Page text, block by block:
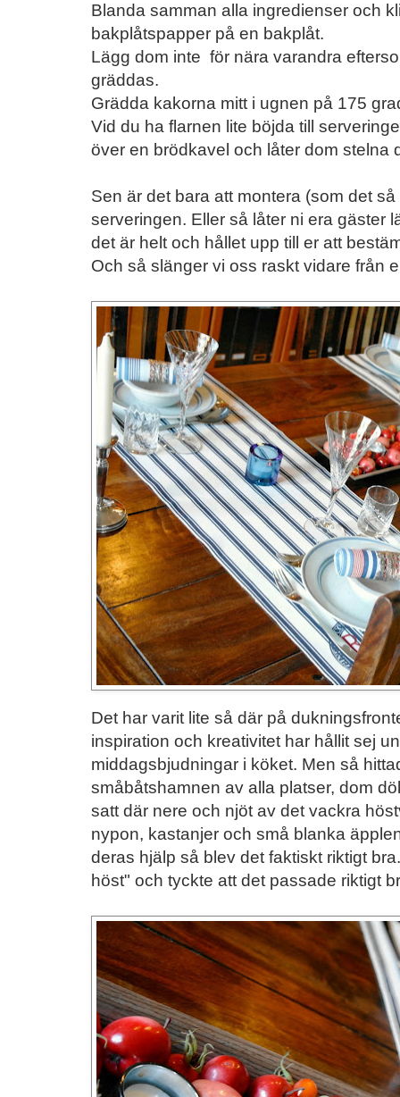
Blanda samman alla ingredienser och
bakplåtspapper på en bakplåt.
Lägg dom inte för nära varandra
gräddas.
Grädda kakorna mitt i ugnen på 175
Vid du ha flarnen lite böjda till
över en brödkavel och låter dom stelna
Sen är det bara att montera (som det
serveringen. Eller så låter ni era gäster
det är helt och hållet upp till er att
Och så slänger vi oss raskt vidare från
Det har varit lite så där på
inspiration och kreativitet har hållit sej
middagsbjudningar i köket. Men så
småbåtshamnen av alla platser, dom
satt där nere och njöt av det vackra
nypon, kastanjer och små blanka
deras hjälp så blev det faktiskt riktigt
höst" och tyckte att det passade riktigt